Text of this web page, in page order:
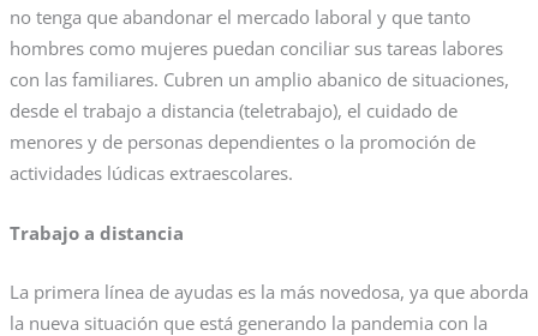
no tenga que abandonar el mercado laboral y que tanto
hombres como mujeres puedan conciliar sus tareas labores
con las familiares. Cubren un amplio abanico de situaciones,
desde el trabajo a distancia (teletrabajo), el cuidado de
menores y de personas dependientes o la promoción de
actividades lúdicas extraescolares.
Trabajo a distancia
La primera línea de ayudas es la más novedosa, ya que aborda
la nueva situación que está generando la pandemia con la